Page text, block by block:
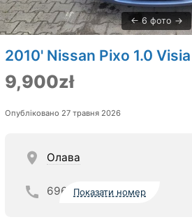
6 фото
2010' Nissan Pixo 1.0 Visia
9,900zł
Опубліковано 27 травня 2026
Олава
696 Показати номер